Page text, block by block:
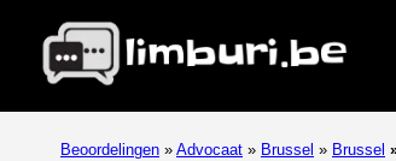
Beoordelingen » Advocaat » Brussel » Brussel